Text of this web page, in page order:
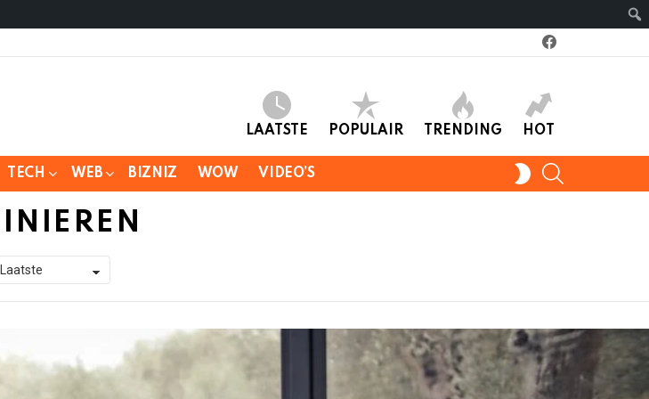
LAATSTE POPULAIR TRENDING HOT
TECH WEB BIZNIZ WOW VIDEO’S
SWITCH
SKIN